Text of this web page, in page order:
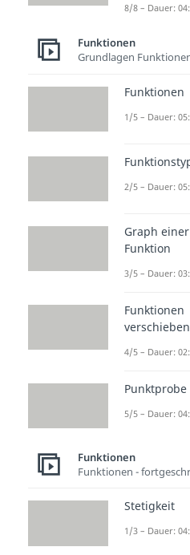
Was
Eine
einer
Dabei ist
eines
bei dem
8/8 – Dauer:
Funktionen
Grundlagen
Funktionen
1/5 – Dauer:
2/5 – Dauer:
Graph einer
Funktion
3/5 – Dauer:
Funktionen
verschieben
4/5 – Dauer:
Punktprobe
5/5 – Dauer:
Funktionen
Funktionen -
Stetigkeit
1/3 – Dauer: